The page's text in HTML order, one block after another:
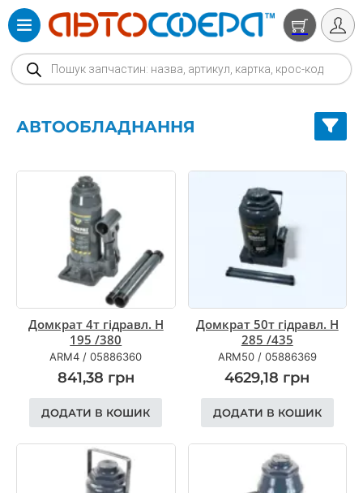
Products search
АВТООБЛАДНАННЯ
Домкрат 4т гідравл. H
195 /380
ARM4 /05886360
841,38 грн
ДОДАТИ В КОШИК
Домкрат 50т гiдравл. H
285 /435
ARM50/ 05886369
4629,18 грн
ДОДАТИ В КОШИК